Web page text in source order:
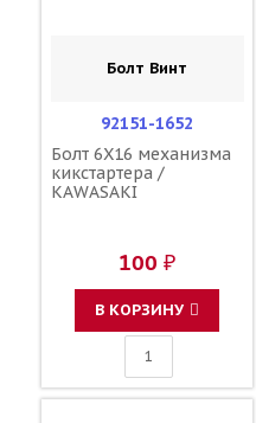
Болт Винт
92151-1652
Болт 6X16 механизма
кикстартера /
KAWASAKI
100 ₽
В КОРЗИНУ